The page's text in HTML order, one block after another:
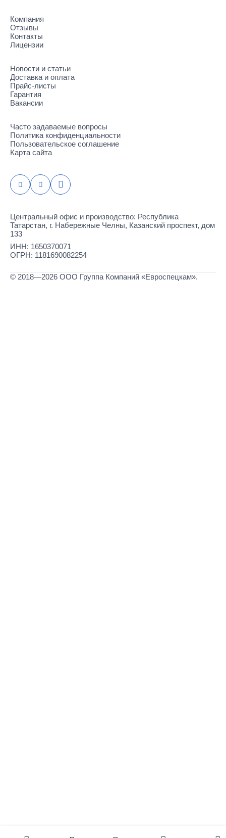
Компания
Отзывы
Контакты
Лицензии
Новости и статьи
Доставка и оплата
Прайс-листы
Гарантия
Вакансии
Часто задаваемые вопросы
Политика конфиденциальности
Пользовательское соглашение
Карта сайта
Центральный офис и производство: Республика
Татарстан, г. Набережные Челны, Казанский проспект, дом
133
ИНН: 1650370071
ОГРН: 1181690082254
© 2018—2026 ООО Группа Компаний «Евроспецкам».